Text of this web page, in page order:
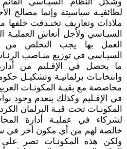
لطائفيـة سياسيتة وإنما مصالح
ملاذات وتعاريف تخنـدقت خلفها
السيـاسي ولأجل أنعاش العمليـة
العمل بها يجب التخلص من
السيـاسي في توزيع منـاصب
ما يحصل في الإقـليم من أدارة
وانتخابـات برلمانيـة وتشكيـل
محاصصة مع بقيـة المكونـات
في الإقـليم وكذلك ينعدم وجود
المكونـات تحت قبـة البرلمان
لشركاء في عمليـة أدارة
خالصة لهم من أي مكون أخر في
ولكن هذه المكونـات تصر